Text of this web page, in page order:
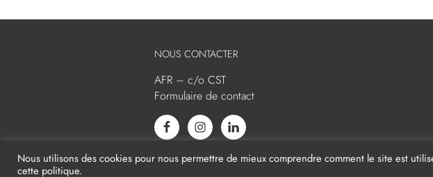
NOUS CONTACTER
AFR – c/o CST
Formulaire de contact
Nous utilisons des cookies pour nous permettre de mieux comprendre comment le site est
cette politique.